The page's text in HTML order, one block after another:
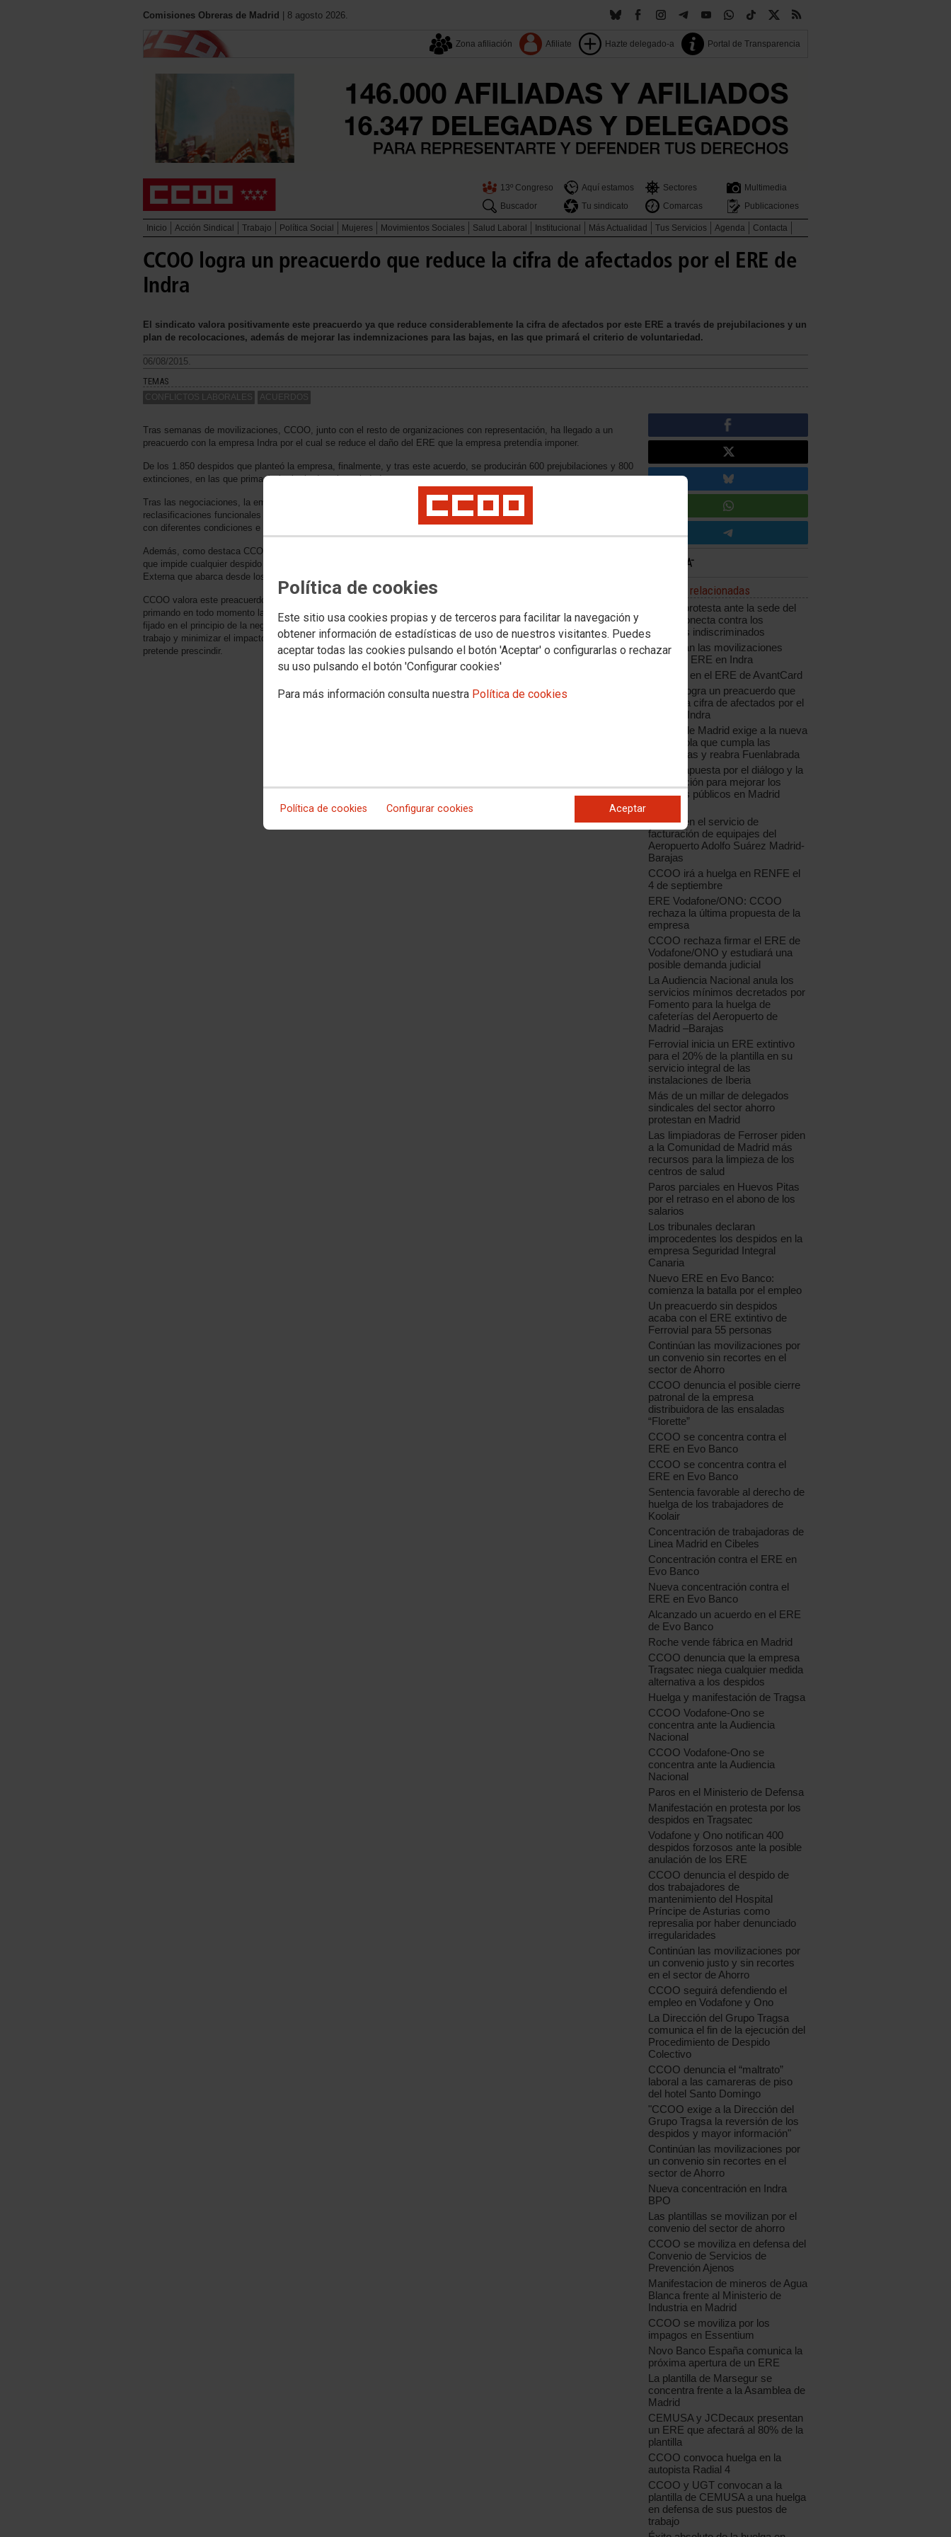
Política de cookies
Este sitio usa cookies propias y de terceros para facilitar la navegación y
obtener información de estadísticas de uso de nuestros visitantes. Puedes
aceptar todas las cookies pulsando el botón 'Aceptar' o configurarlas o rechazar
su uso pulsando el botón 'Configurar cookies'
Para más información consulta nuestra Política de cookies
Política de cookies Configurar cookies Aceptar
Comisiones Obreras de Madrid | 8 agosto 2026.
Zona afiliación Afiliate Hazte delegado-a Portal de Transparencia
13º Congreso Aquí estamos Sectores
Multimedia
Buscador
Tu sindicato Comarcas Publicaciones
Inicio Acción Sindical Trabajo Política Social Mujeres Movimientos Sociales Salud Laboral Institucional Más Actualidad Tus Servicios Agenda Contacta
CCOO logra un preacuerdo que reduce la cifra de afectados por el ERE de
Indra
El sindicato valora positivamente este preacuerdo ya que reduce considerablemente la cifra de afectados por este ERE a través de prejubilaciones y un
plan de recolocaciones, además de mejorar las indemnizaciones para las bajas, en las que primará el criterio de voluntariedad.
06/08/2015.
TEMAS
CONFLICTOS LABORALES ACUERDOS
Tras semanas de movilizaciones, CCOO, junto con el resto de organizaciones con representación, ha llegado a un
preacuerdo con la empresa Indra por el cual se reduce el daño del ERE que la empresa pretendía imponer.
De los 1.850 despidos que planteó la empresa, finalmente, y tras este acuerdo, se producirán 600 prejubilaciones y 800
extinciones, en las que primará el criterio de voluntariedad.
Tras las negociaciones, la empresa ha accedido a reducir el número de personas afectadas mediante recolocaciones y
reclasificaciones funcionales y salariales. Por otra parte, también se contemplan prejubilaciones a partir de los 55 años
con diferentes condiciones e importantes mejoras en las extinciones de empleo voluntarias.
Además, como destaca CCOO, este preacuerdo contempla una garantía de empleo hasta el 31 de diciembre de 2016,
que impide cualquier despido tanto individual como colectivo. El texto también incluye un Plan de Recolocación
Externa que abarca desde los 9 meses para los menores de 45 años hasta los 12 meses para los mayores de 45.
CCOO valora este preacuerdo de forma muy positiva, ya que se ha reducido significativamente el número de afectados
primando en todo momento la voluntariedad. Con estas medidas se cumplen los objetivos que el sindicato se había
fijado en el principio de la negociación y que contemplan el mantenimiento del máximo número posible de puestos de
trabajo y minimizar el impacto traumático que la decisión de la empresa pueda tener para las personas de las que se
pretende prescindir.
Noticias relacionadas
CCOO protesta ante la sede del
grupo Konecta contra los
despidos indiscriminados
Continúan las movilizaciones
contra el ERE en Indra
Acuerdo en el ERE de AvantCard
CCOO logra un preacuerdo que
reduce la cifra de afectados por el
ERE de Indra
CCOO de Madrid exige a la nueva
Coca-Cola que cumpla las
sentencias y reabra Fuenlabrada
CCOO apuesta por el diálogo y la
negociación para mejorar los
servicios públicos en Madrid
Huelga en el servicio de
facturación de equipajes del
Aeropuerto Adolfo Suárez Madrid-
Barajas
CCOO irá a huelga en RENFE el
4 de septiembre
ERE Vodafone/ONO: CCOO
rechaza la última propuesta de la
empresa
CCOO rechaza firmar el ERE de
Vodafone/ONO y estudiará una
posible demanda judicial
La Audiencia Nacional anula los
servicios mínimos decretados por
Fomento para la huelga de
cafeterías del Aeropuerto de
Madrid –Barajas
Ferrovial inicia un ERE extintivo
para el 20% de la plantilla en su
servicio integral de las
instalaciones de Iberia
Más de un millar de delegados
sindicales del sector ahorro
protestan en Madrid
Las limpiadoras de Ferroser piden
a la Comunidad de Madrid más
recursos para la limpieza de los
centros de salud
Paros parciales en Huevos Pitas
por el retraso en el abono de los
salarios
Los tribunales declaran
improcedentes los despidos en la
empresa Seguridad Integral
Canaria
Nuevo ERE en Evo Banco:
comienza la batalla por el empleo
Un preacuerdo sin despidos
acaba con el ERE extintivo de
Ferrovial para 55 personas
Continúan las movilizaciones por
un convenio sin recortes en el
sector de Ahorro
CCOO denuncia el posible cierre
patronal de la empresa
distribuidora de las ensaladas
“Florette”
CCOO se concentra contra el
ERE en Evo Banco
CCOO se concentra contra el
ERE en Evo Banco
Sentencia favorable al derecho de
huelga de los trabajadores de
Koolair
Concentración de trabajadoras de
Linea Madrid en Cibeles
Concentración contra el ERE en
Evo Banco
Nueva concentración contra el
ERE en Evo Banco
Alcanzado un acuerdo en el ERE
de Evo Banco
Roche vende fábrica en Madrid
CCOO denuncia que la empresa
Tragsatec niega cualquier medida
alternativa a los despidos
Huelga y manifestación de Tragsa
CCOO Vodafone-Ono se
concentra ante la Audiencia
Nacional
CCOO Vodafone-Ono se
concentra ante la Audiencia
Nacional
Paros en el Ministerio de Defensa
Manifestación en protesta por los
despidos en Tragsatec
Vodafone y Ono notifican 400
despidos forzosos ante la posible
anulación de los ERE
CCOO denuncia el despido de
dos trabajadores de
mantenimiento del Hospital
Príncipe de Asturias como
represalia por haber denunciado
irregularidades
Continúan las movilizaciones por
un convenio justo y sin recortes
en el sector de Ahorro
CCOO seguirá defendiendo el
empleo en Vodafone y Ono
La Dirección del Grupo Tragsa
comunica el fin de la ejecución del
Procedimiento de Despido
Colectivo
CCOO denuncia el “maltrato”
laboral a las camareras de piso
del hotel Santo Domingo
"CCOO exige a la Dirección del
Grupo Tragsa la reversión de los
despidos y mayor información"
Continúan las movilizaciones por
un convenio sin recortes en el
sector de Ahorro
Nueva concentración en Indra
BPO
Las plantillas se movilizan por el
convenio del sector de ahorro
CCOO se moviliza en defensa del
Convenio de Servicios de
Prevención Ajenos
Manifestacion de mineros de Agua
Blanca frente al Ministerio de
Industria en Madrid
CCOO se moviliza por los
impagos en Essentium
Novo Banco España comunica la
próxima apertura de un ERE
La plantilla de Marsegur se
concentra frente a la Asamblea de
Madrid
CEMUSA y JCDecaux presentan
un ERE que afectará al 80% de la
plantilla
CCOO convoca huelga en la
autopista Radial 4
CCOO y UGT convocan a la
plantilla de CEMUSA a una huelga
en defensa de sus puestos de
trabajo